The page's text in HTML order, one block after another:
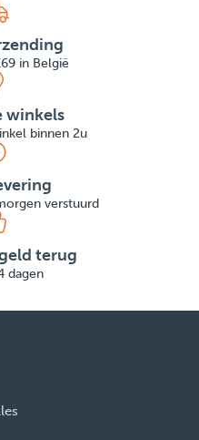
in België
winkels
binnen 2u
verstuurd
terug
dagen